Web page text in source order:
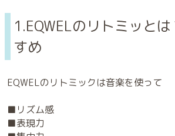
1.EQWELのリトミッと
すめ
EQWELのリトミックは音楽を使って
■リズム感
■表現力